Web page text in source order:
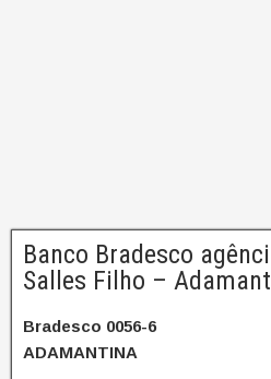
Banco Bradesco
Salles Filho –
Bradesco 0056-6
ADAMANTINA